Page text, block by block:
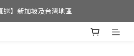
，即可享港澳地區免運費;
送】新加坡及台灣地區